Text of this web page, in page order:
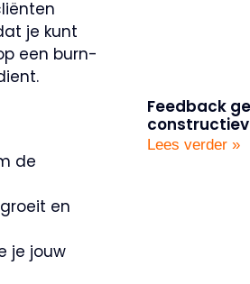
je kunt
een burn-
de
en
je jouw
Feedback
Lees verder »